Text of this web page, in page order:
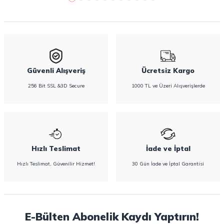
Güvenli Alışveriş
256 Bit SSL &3D Secure
Ücretsiz Kargo
1000 TL ve Üzeri Alışverişlerde
Hızlı Teslimat
Hızlı Teslimat, Güvenilir Hizmet!
İade ve İptal
30 Gün İade ve İptal Garantisi
E-Bülten Abonelik Kaydı Yaptırın!